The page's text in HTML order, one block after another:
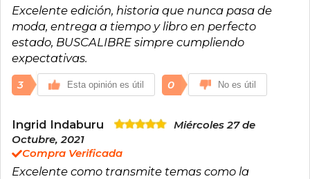
Excelente edición, historia que nunca pasa de
moda, entrega a tiempo y libro en perfecto
estado, BUSCALIBRE simpre cumpliendo
expectativas.
3 Esta opinión es útil 0 No es útil
Ingrid Indaburu
Miércoles 27 de
Octubre, 2021
Compra Verificada
Excelente como transmite temas como la